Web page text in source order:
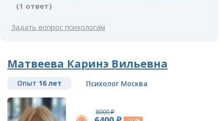
(1 ответ)
Задать вопрос психологам
Матвеева Каринэ Вильевна
Опыт 16 лет Психолог Москва
8000 ₽